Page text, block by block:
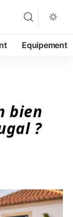
Equipement
bien
?